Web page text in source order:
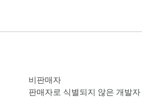
비판매자
판매자로 식별되지 않은 개발자